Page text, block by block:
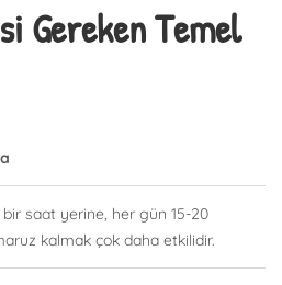
Gereken Temel
saat yerine, her gün 15-20
kalmak çok daha etkilidir.